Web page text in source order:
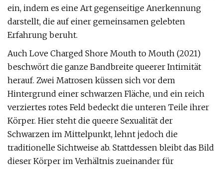
ein, indem es eine Art gegenseitige Anerkennung
darstellt, die auf einer gemeinsamen gelebten
Erfahrung beruht.
Auch Love Charged Shore Mouth to Mouth (2021)
beschwört die ganze Bandbreite queerer Intimität
herauf. Zwei Matrosen küssen sich vor dem
Hintergrund einer schwarzen Fläche, und ein reich
verziertes rotes Feld bedeckt die unteren Teile ihrer
Körper. Hier steht die queere Sexualität der
Schwarzen im Mittelpunkt, lehnt jedoch die
traditionelle Sichtweise ab. Stattdessen bleibt das Bild
dieser Körper im Verhältnis zueinander für